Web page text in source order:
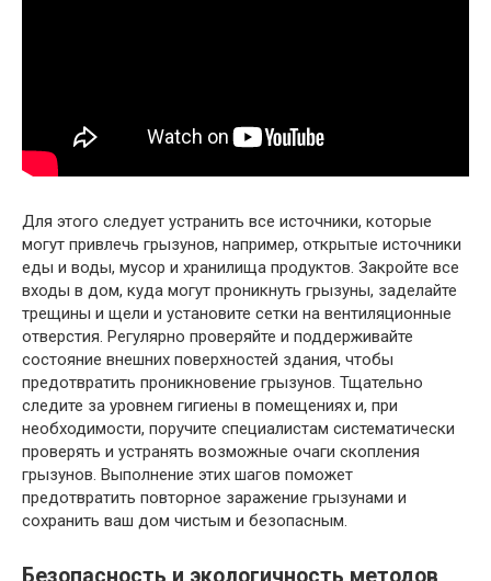
Для этого следует устранить все источники, которые
могут привлечь грызунов, например, открытые источники
еды и воды, мусор и хранилища продуктов. Закройте все
входы в дом, куда могут проникнуть грызуны, заделайте
трещины и щели и установите сетки на вентиляционные
отверстия. Регулярно проверяйте и поддерживайте
состояние внешних поверхностей здания, чтобы
предотвратить проникновение грызунов. Тщательно
следите за уровнем гигиены в помещениях и, при
необходимости, поручите специалистам систематически
проверять и устранять возможные очаги скопления
грызунов. Выполнение этих шагов поможет
предотвратить повторное заражение грызунами и
сохранить ваш дом чистым и безопасным.